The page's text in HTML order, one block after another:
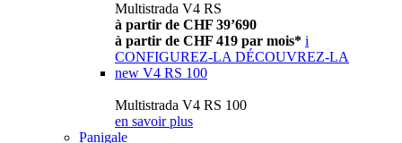
Multistrada V4 RS
à partir de CHF 39’690
à partir de CHF 419 par mois* i
CONFIGUREZ-LA DÉCOUVREZ-LA
new V4 RS 100
Multistrada V4 RS 100
en savoir plus
Panigale